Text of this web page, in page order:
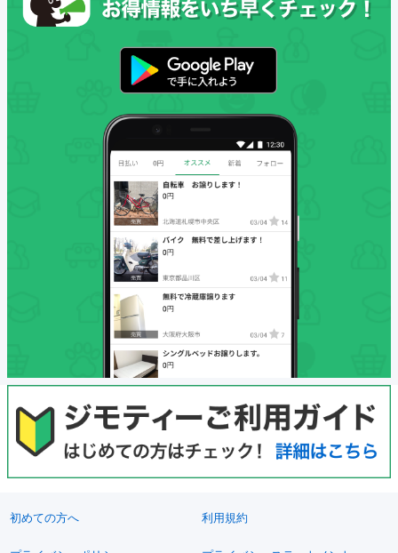
初めての方へ 利用規約